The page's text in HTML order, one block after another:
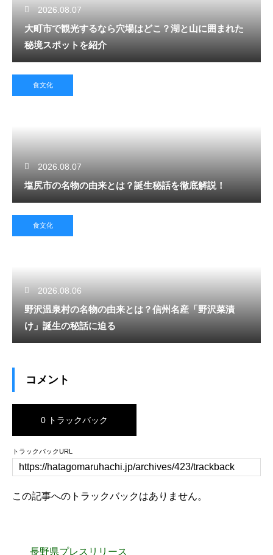
2026.08.07
大町市で観光するなら穴場はどこ？湖と山に囲まれた
秘境スポットを紹介
食文化
2026.08.07
塩尻市の名物の由来とは？誕生秘話を徹底解説！
食文化
2026.08.06
野沢温泉村の名物の由来とは？信州名産「野沢菜漬
け」誕生の秘話に迫る
コメント
0 トラックバック
トラックバックURL
この記事へのトラックバックはありません。
長野県プレスリリース